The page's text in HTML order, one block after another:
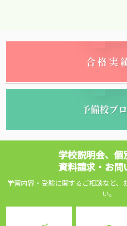
合格実
予備校ブ
学校説明会、個
資料請求・お問
学習内容・受験に関するご相談など、
い。